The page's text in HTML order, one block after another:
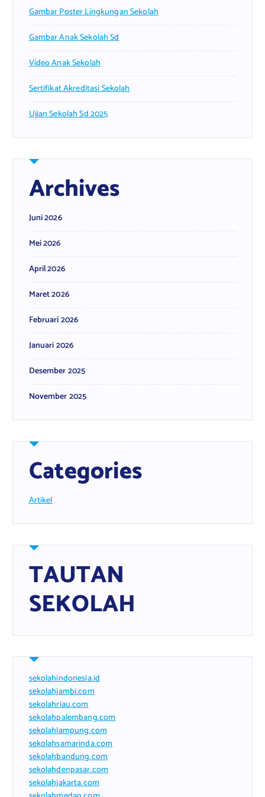
Gambar Poster Lingkungan Sekolah
Gambar Anak Sekolah Sd
Video Anak Sekolah
Sertifikat Akreditasi Sekolah
Ujian Sekolah Sd 2025
Archives
Juni 2026
Mei 2026
April 2026
Maret 2026
Februari 2026
Januari 2026
Desember 2025
November 2025
Categories
Artikel
TAUTAN
SEKOLAH
sekolahindonesia.id
sekolahjambi.com
sekolahriau.com
sekolahpalembang.com
sekolahlampung.com
sekolahsamarinda.com
sekolahbandung.com
sekolahdenpasar.com
sekolahjakarta.com